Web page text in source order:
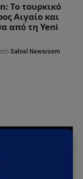
Το τουρκικό
Αιγαίο και
από τη Yeni
Sahiel Newsroom
Meridiam παίρνει